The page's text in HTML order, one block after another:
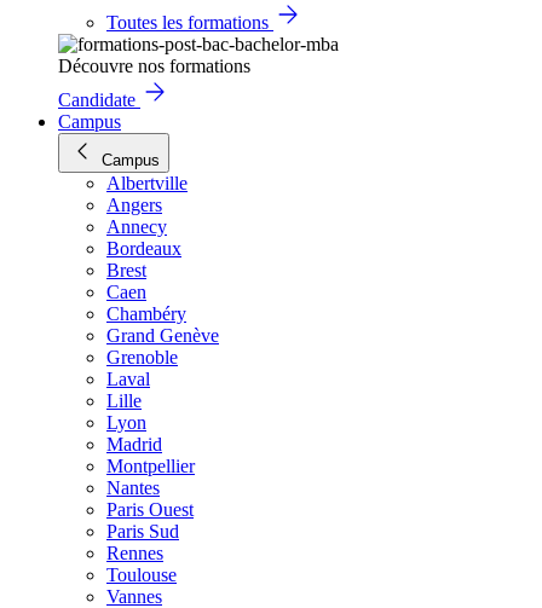
Toutes les formations
Découvre nos formations
Candidate
Campus
Campus
Albertville
Angers
Annecy
Bordeaux
Brest
Caen
Chambéry
Grand Genève
Grenoble
Laval
Lille
Lyon
Madrid
Montpellier
Nantes
Paris Ouest
Paris Sud
Rennes
Toulouse
Vannes